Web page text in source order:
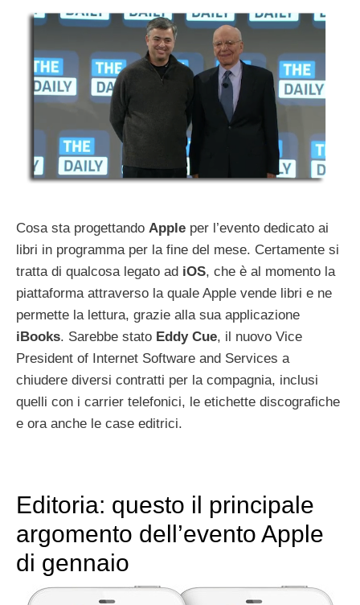
Cosa sta progettando Apple per l’evento dedicato ai
libri in programma per la fine del mese. Certamente si
tratta di qualcosa legato ad iOS, che è al momento la
piattaforma attraverso la quale Apple vende libri e ne
permette la lettura, grazie alla sua applicazione
iBooks. Sarebbe stato Eddy Cue, il nuovo Vice
President of Internet Software and Services a
chiudere diversi contratti per la compagnia, inclusi
quelli con i carrier telefonici, le etichette discografiche
e ora anche le case editrici.
Editoria: questo il principale
argomento dell’evento Apple
di gennaio